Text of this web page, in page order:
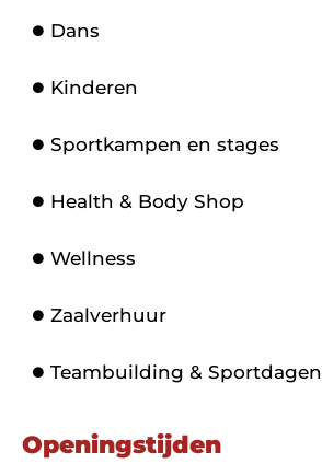
Dans
Kinderen
Sportkampen en stages
Health & Body Shop
Wellness
Zaalverhuur
Teambuilding & Sportdagen
Openingstijden